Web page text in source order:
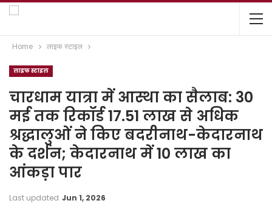
Home लाइफ स्टाइल
लाइफ स्टाइल
चारधाम यात्रा में आस्था का सैलाब: 30
मई तक रिकॉर्ड 17.51 लाख से अधिक
श्रद्धालुओं ने किए बदरीनाथ-केदारनाथ
के दर्शन; केदारनाथ में 10 लाख का
आंकड़ा पार
Last updated Jun 1, 2026